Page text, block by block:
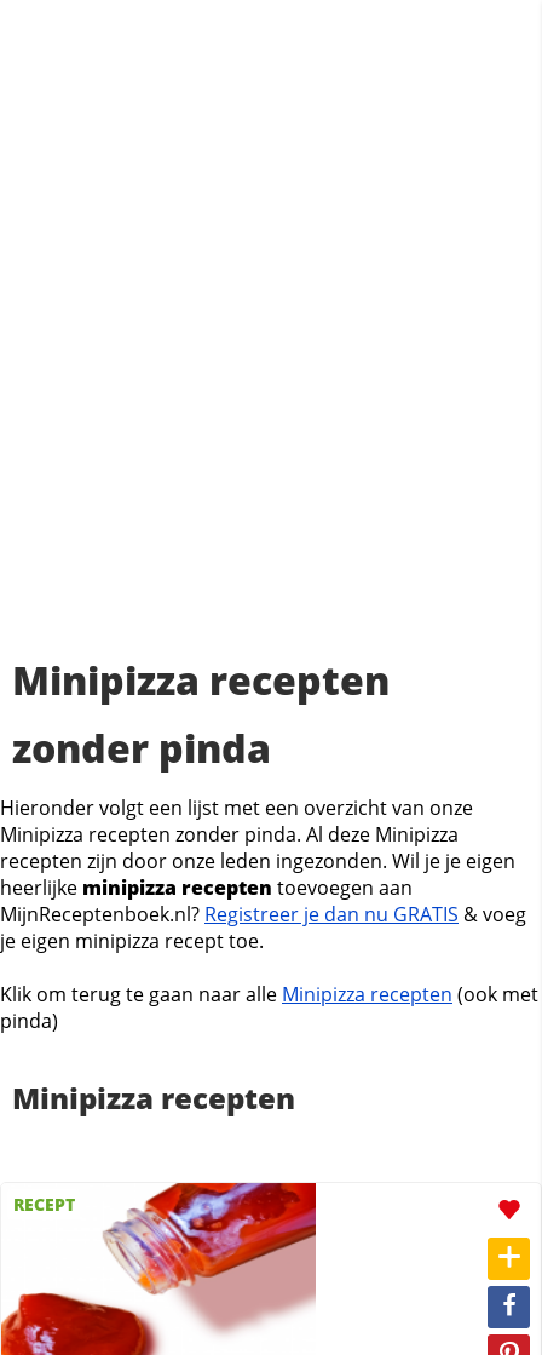
Minipizza recepten
zonder pinda
Hieronder volgt een lijst met een overzicht van onze
Minipizza recepten zonder pinda. Al deze Minipizza
recepten zijn door onze leden ingezonden. Wil je je eigen
heerlijke minipizza recepten toevoegen aan
MijnReceptenboek.nl? Registreer je dan nu GRATIS & voeg
je eigen minipizza recept toe.
Klik om terug te gaan naar alle Minipizza recepten (ook met
pinda)
Minipizza recepten
RECEPT